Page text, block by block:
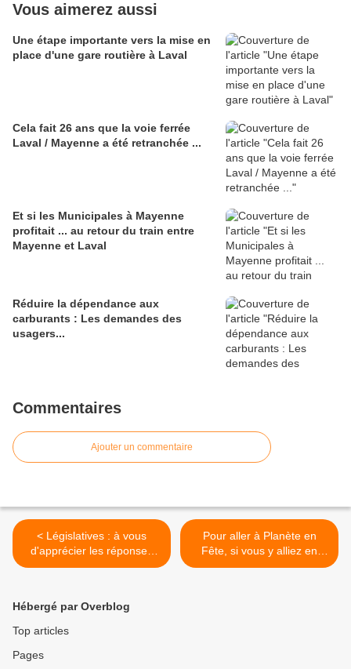
Vous aimerez aussi
Une étape importante vers la mise en
place d'une gare routière à Laval
Cela fait 26 ans que la voie ferrée
Laval / Mayenne a été retranchée ...
Et si les Municipales à Mayenne
profitait ... au retour du train entre
Mayenne et Laval
Réduire la dépendance aux
carburants : Les demandes des
usagers...
Commentaires
Ajouter un commentaire
< Législatives : à vous
d'apprécier les réponses
des candidats
Pour aller à Planète en
Fête, si vous y alliez en
autocar ? >
Hébergé par Overblog
Top articles
Pages